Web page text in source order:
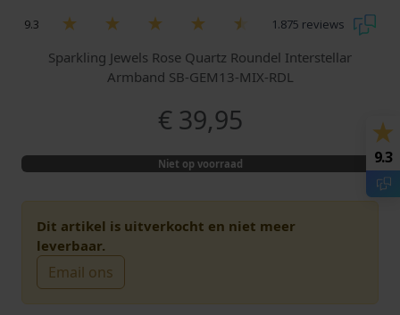
9.3 1.875 reviews
Sparkling Jewels Rose Quartz Roundel Interstellar
Armband SB-GEM13-MIX-RDL
€39,95
Niet op voorraad
Dit artikel is uitverkocht en niet meer
leverbaar.
Email ons
9.3